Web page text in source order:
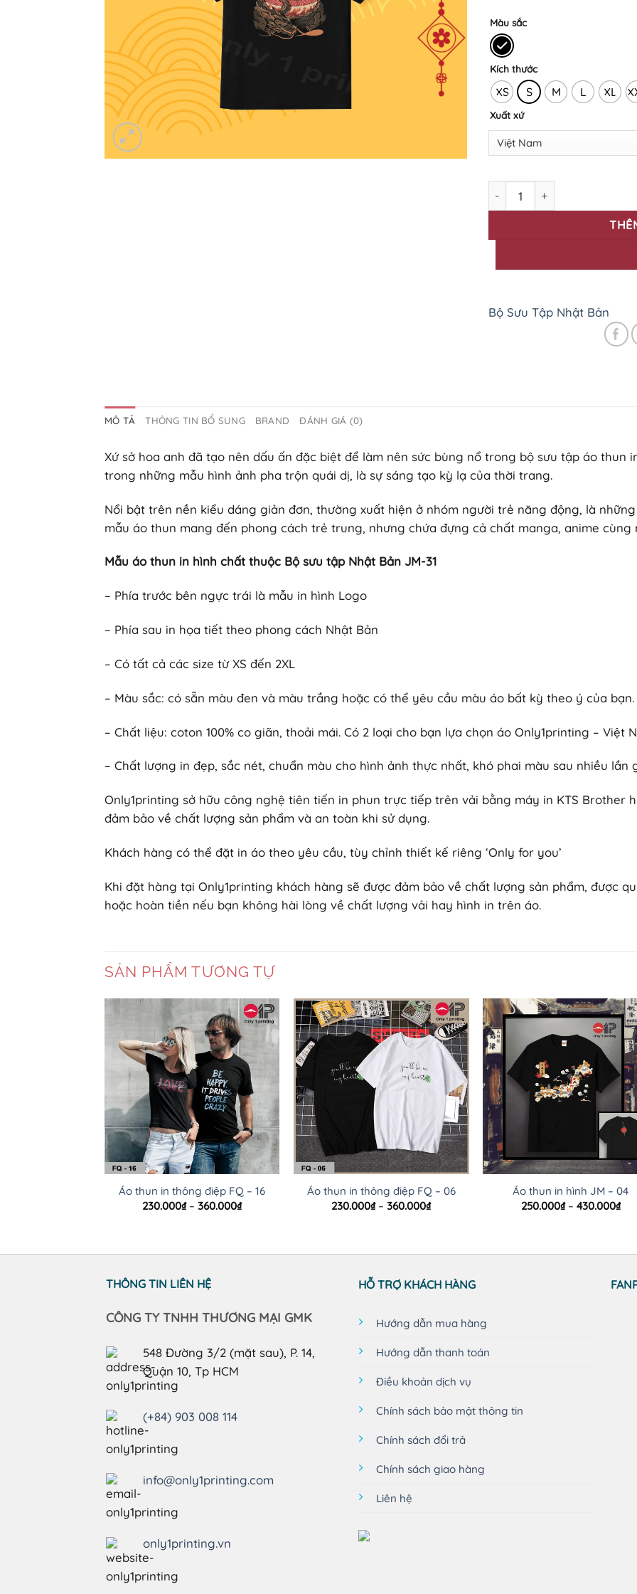
Màu sắc
Kích thước
XS S M L XL
Xuất xứ
Bộ Sưu Tập Nhật Bản
MÔ TẢ THÔNG TIN BỔ SUNG BRAND ĐÁNH GIÁ (0)
Xứ sở hoa anh đã tạo nên dấu ấn đặc biệt để làm nên sức bùng nổ trong bộ sưu tập áo thun
trong những mẫu hình ảnh pha trộn quái dị, là sự sáng tạo kỳ lạ của thời trang.
Nổi bật trên nền kiểu dáng giản đơn, thường xuất hiện ở nhóm người trẻ năng động, là
mẫu áo thun mang đến phong cách trẻ trung, nhưng chứa đựng cả chất manga, anime
Mẫu áo thun in hình chất thuộc Bộ sưu tập Nhật Bản JM-31
– Phía trước bên ngực trái là mẫu in hình Logo
– Phía sau in họa tiết theo phong cách Nhật Bản
– Có tất cả các size từ XS đến 2XL
– Màu sắc: có sẵn màu đen và màu trắng hoặc có thể yêu cầu màu áo bất kỳ theo ý của bạn.
– Chất liệu: coton 100% co giãn, thoải mái. Có 2 loại cho bạn lựa chọn áo Only1printing – Việt
– Chất lượng in đẹp, sắc nét, chuẩn màu cho hình ảnh thực nhất, khó phai màu sau nhiều lần
Only1printing sở hữu công nghệ tiên tiến in phun trực tiếp trên vải bằng máy in KTS Brother
đảm bảo về chất lượng sản phẩm và an toàn khi sử dụng.
Khách hàng có thể đặt in áo theo yêu cầu, tùy chỉnh thiết kế riêng ‘Only for you’
Khi đặt hàng tại Only1printing khách hàng sẽ được đảm bảo về chất lượng sản phẩm, được
hoặc hoàn tiền nếu bạn không hài lòng về chất lượng vải hay hình in trên áo.
SẢN PHẨM TƯƠNG TỰ
Áo thun in thông điệp FQ – 16
230.000₫ – 360.000₫Khoảng
360.000₫
Áo thun in thông điệp FQ – 06
230.000₫ – 360.000₫Khoảng
360.000₫
Áo thun in hình JM – 04
250.000₫ – 430.000₫
THÔNG TIN LIÊN HỆ
CÔNG TY TNHH THƯƠNG MẠI GMK
548 Đường 3/2 (mặt sau), P. 14,
Quận 10, Tp HCM
(+84) 903 008 114
info@only1printing.com
only1printing.vn
HỖ TRỢ KHÁCH HÀNG
Hướng dẫn mua hàng
Hướng dẫn thanh toán
Điều khoản dịch vụ
Chính sách bảo mật thông tin
Chính sách đổi trả
Chính sách giao hàng
Liên hệ